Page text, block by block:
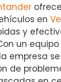
en
y
un
empresa
de